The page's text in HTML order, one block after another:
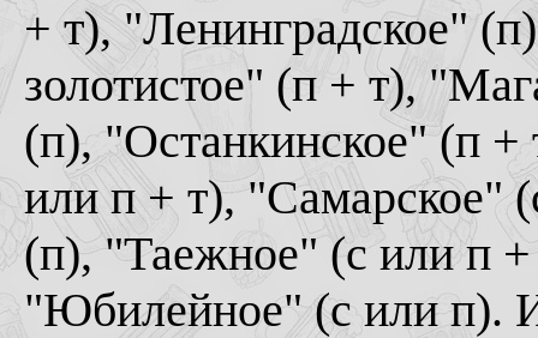
+ т), "Ленинградское"
золотистое" (п + т),
(п), "Останкинское" (п +
или п + т), "Самарское"
(п), "Таежное" (с или п
"Юбилейное" (с или п).